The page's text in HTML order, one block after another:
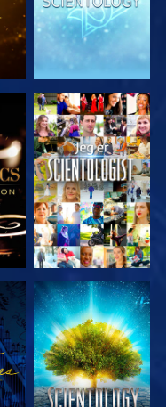
SE
UTFORSK
SERIEN